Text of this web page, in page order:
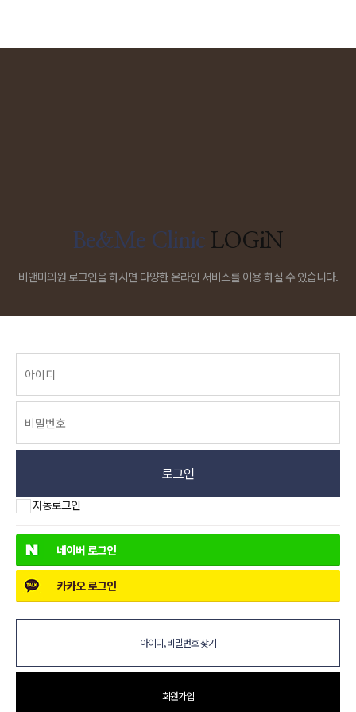
Be&Me Clinic LOGiN
비앤미의원 로그인을 하시면 다양한 온라인 서비스를 이용 하실 수 있습니다.
로그인
자동로그인
네이버 로그인
카카오로그인
아이디, 비밀번호 찾기
회원가입